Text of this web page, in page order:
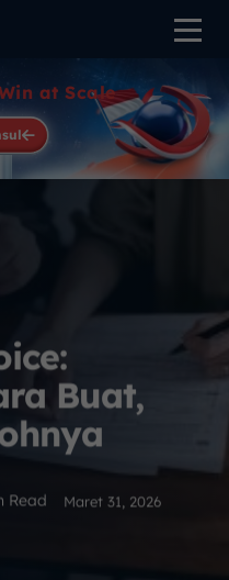
at Scale
Buat,
Read Maret 31, 2026